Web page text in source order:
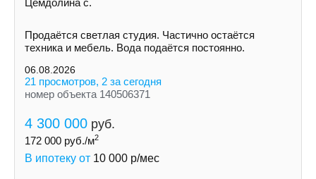
Цемдолина с.
Продаётся светлая студия. Частично остаётся
техника и мебель. Вода подаётся постоянно.
06.08.2026
21 просмотров, 2 за сегодня
номер объекта 140506371
4 300 000 руб.
172 000 руб./м2
В ипотеку от 10 000 р/мес